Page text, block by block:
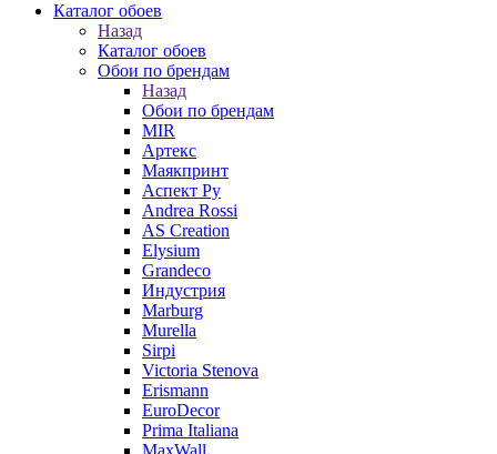
Каталог обоев
Назад
Каталог обоев
Обои по брендам
Назад
Обои по брендам
MIR
Артекс
Маякпринт
Аспект Ру
Andrea Rossi
AS Creation
Elysium
Grandeco
Индустрия
Marburg
Murella
Sirpi
Victoria Stenova
Erismann
EuroDecor
Prima Italiana